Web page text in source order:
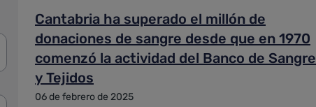
Cantabria ha superado el millón de
donaciones de sangre desde que en 1970
comenzó la actividad del Banco de Sangre
y Tejidos
06 de febrero de 2025